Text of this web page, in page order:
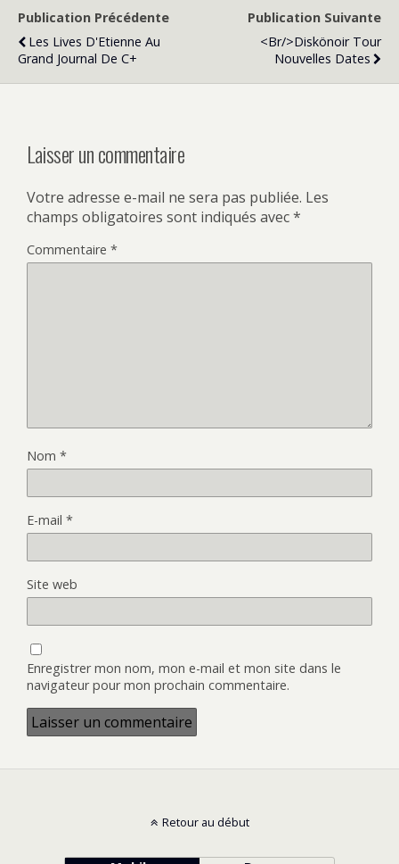
Publication Précédente
Les Lives D'Etienne Au
Grand Journal De C+
Publication Suivante
<br/>Diskönoir Tour
Nouvelles Dates
Laisser un commentaire
Votre adresse e-mail ne sera pas publiée. Les
champs obligatoires sont indiqués avec*
Commentaire *
Nom *
E-mail *
Site web
Enregistrer mon nom, mon e-mail et mon site dans le
navigateur pour mon prochain commentaire.
Retour au début